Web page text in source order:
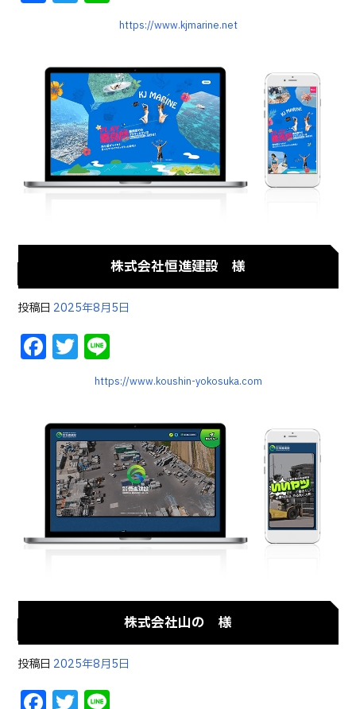
a
e
b
o
o
k
w
te
r
n
e
https://www.kjmarine.net
株式会社恒進建設 様
投稿日 2025年8月5日
F
a
e
b
o
o
k
T
w
it
te
r
n
e
https://www.koushin-yokosuka.com
株式会社山の 様
投稿日 2025年8月5日